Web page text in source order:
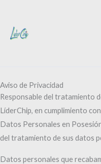
contenido
Aviso de Privacidad
Responsable del tratamiento
LíderChip, en cumplimiento
Datos Personales en
del tratamiento de sus datos
Datos personales que